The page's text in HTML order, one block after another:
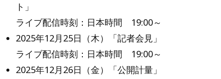
ト」
ライブ配信時刻：日本時間 19:00～
2025年12月25日（木）「記者会見」
ライブ配信時刻：日本時間 19:00～
2025年12月26日（金）「公開計量」